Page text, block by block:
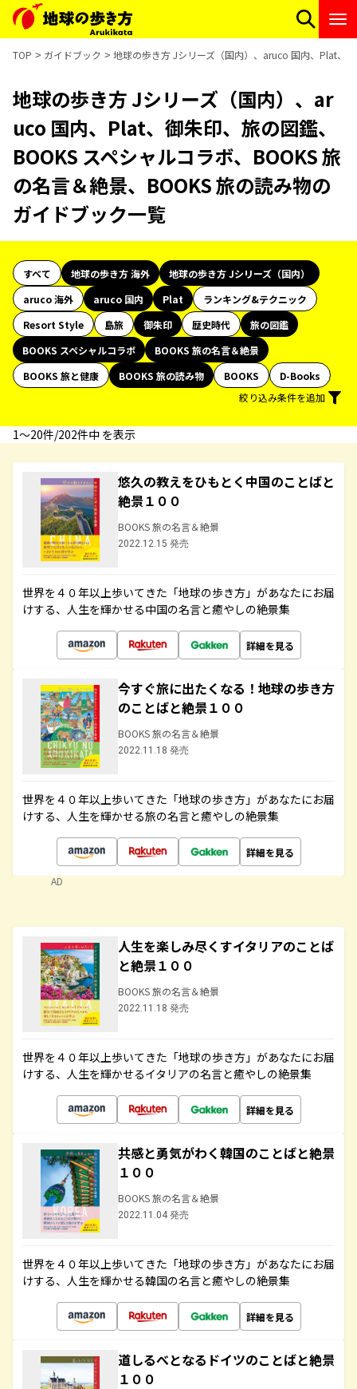
TOP ガイドブック 地球の歩き方 Jシリーズ（国内）、aruco 国内、Plat、
地球の歩き方 Jシリーズ（国内）、ar
uco 国内、Plat、御朱印、旅の図鑑、
BOOKS スペシャルコラボ、BOOKS 旅
の名言＆絶景、BOOKS 旅の読み物の
ガイドブック一覧
すべて 地球の歩き方 海外
地球の歩き方 Jシリーズ（国内）
aruco 海外
aruco 国内 Plat
ランキング&テクニック
Resort Style
島旅 御朱印 歴史時代
旅の図鑑
BOOKS スペシャルコラボ
BOOKS 旅の名言＆絶景
BOOKS 旅と健康
BOOKS 旅の読み物 BOOKS
D-Books
絞り込み条件を追加
1〜20件/202件中 を表示
悠久の教えをひもとく中国のことばと
絶景１００
BOOKS 旅の名言＆絶景
2022.12.15 発売
世界を４０年以上歩いてきた「地球の歩き方」があなたにお届
けする、人生を輝かせる中国の名言と癒やしの絶景集
詳細を見る
今すぐ旅に出たくなる！地球の歩き方
のことばと絶景１００
BOOKS 旅の名言＆絶景
2022.11.18 発売
世界を４０年以上歩いてきた「地球の歩き方」があなたにお届
けする、人生を輝かせる旅の名言と癒やしの絶景集
詳細を見る
AD
人生を楽しみ尽くすイタリアのことば
と絶景１００
BOOKS 旅の名言＆絶景
2022.11.18 発売
世界を４０年以上歩いてきた「地球の歩き方」があなたにお届
けする、人生を輝かせるイタリアの名言と癒やしの絶景集
詳細を見る
共感と勇気がわく韓国のことばと絶景
１００
BOOKS 旅の名言＆絶景
2022.11.04 発売
世界を４０年以上歩いてきた「地球の歩き方」があなたにお届
けする、人生を輝かせる韓国の名言と癒やしの絶景集
詳細を見る
道しるべとなるドイツのことばと絶景
１００